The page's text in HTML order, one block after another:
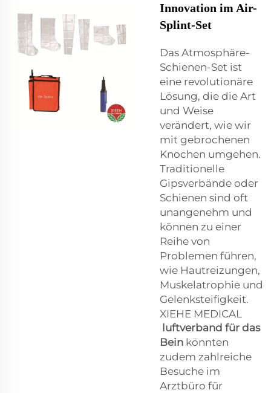
Innovation im Air-
Splint-Set
Das Atmosphäre-
Schienen-Set ist
eine revolutionäre
Lösung, die die Art
und Weise
verändert, wie wir
mit gebrochenen
Knochen umgehen.
Traditionelle
Gipsverbände oder
Schienen sind oft
unangenehm und
können zu einer
Reihe von
Problemen führen,
wie Hautreizungen,
Muskelatrophie und
Gelenksteifigkeit.
XIEHE MEDICAL
luftverband für das
Bein könnten
zudem zahlreiche
Besuche im
Arztbüro für